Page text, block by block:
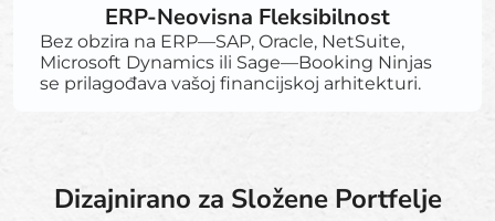
ERP-Neovisna Fleksibilnost
Bez obzira na ERP—SAP, Oracle, NetSuite,
Microsoft Dynamics ili Sage—Booking Ninjas
se prilagođava vašoj financijskoj arhitekturi.
Dizajnirano za Složene Portfelje